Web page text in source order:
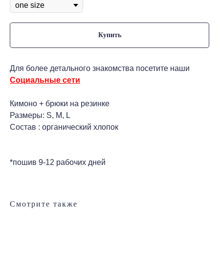
Купить
Для более детального знакомства посетите наши
Социальные сети
Кимоно + брюки на резинке
Размеры: S, M, L
Состав : органический хлопок
*пошив 9-12 рабочих дней
Смотрите также